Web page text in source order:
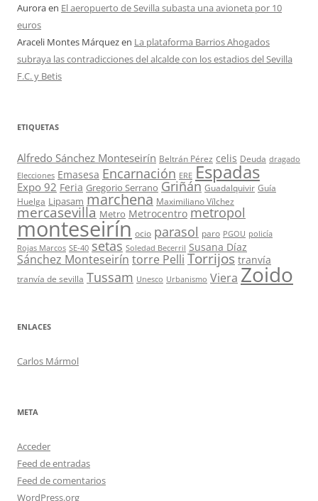
Auroraen El aeropuerto de Sevilla subasta una avioneta por 10
euros
Araceli Montes Márquezen La plataforma Barrios Ahogados
subraya las contradicciones del alcalde con los estadios del Sevilla
F.C. y Betis
ETIQUETAS
Alfredo Sánchez Monteseirín Beltrán Pérez celis Deuda dragado
Elecciones Emasesa Encarnación ERE Espadas
Expo 92 Feria Gregorio Serrano Griñán Guadalquivir Guía
Huelga Lipasam marchena Maximiliano Vílchez
mercasevilla Metro Metrocentro metropol
monteseirín ocio parasol paro PGOU policía
Rojas Marcos SE-40 setas Soledad Becerril Susana Díaz
Sánchez Monteseirín torre Pelli Torrijos tranvía
tranvía de sevilla Tussam Unesco Urbanismo Viera Zoido
ENLACES
Carlos Mármol
META
Acceder
Feed de entradas
Feed de comentarios
WordPress.org